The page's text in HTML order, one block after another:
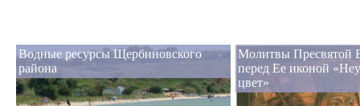
Водные ресурсы Щербиновского
района
Молитвы Пресвятой
перед Ее иконой
цвет»